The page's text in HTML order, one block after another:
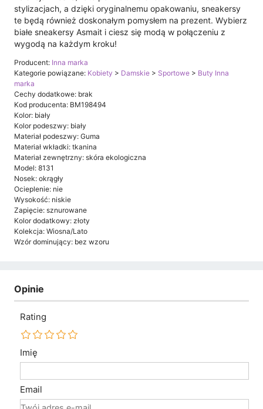
stylizacjach, a dzięki oryginalnemu opakowaniu, sneakersy
te będą również doskonałym pomysłem na prezent. Wybierz
białe sneakersy Asmait i ciesz się modą w połączeniu z
wygodą na każdym kroku!
Producent: Inna marka
Kategorie powiązane: Kobiety > Damskie > Sportowe > Buty Inna
marka
Cechy dodatkowe: brak
Kod producenta: BM198494
Kolor: biały
Kolor podeszwy: biały
Materiał podeszwy: Guma
Materiał wkładki: tkanina
Materiał zewnętrzny: skóra ekologiczna
Model: 8131
Nosek: okrągły
Ocieplenie: nie
Wysokość: niskie
Zapięcie: sznurowane
Kolor dodatkowy: złoty
Kolekcja: Wiosna/Lato
Wzór dominujący: bez wzoru
Opinie
Rating
Imię
Email